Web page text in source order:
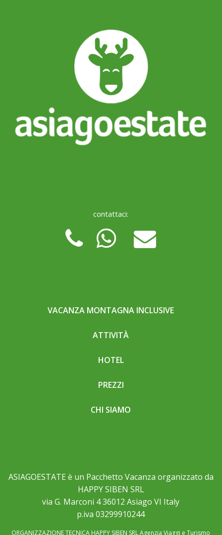
contattaci:
VACANZA MONTAGNA INCLUSIVE
ATTIVITÀ
HOTEL
PREZZI
CHI SIAMO
ASIAGOESTATE è un Pacchetto Vacanza organizzato da
HAPPY SIBEN SRL
via G. Marconi 4 36012 Asiago VI Italy
p.iva 03299910244
ORGANIZZAZIONE TECNICA HAPPY SIBEN SRL Agenzia Viaggi e Turismo